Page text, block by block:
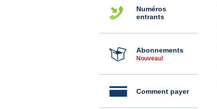
Numéros
entrants
Abonnements
Nouveau!
Comment payer